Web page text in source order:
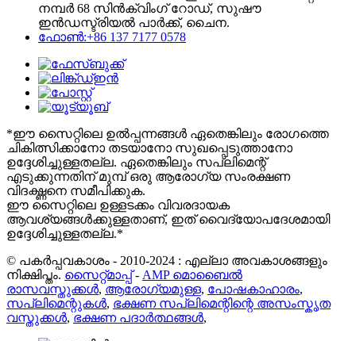
നമ്പർ 68 സിൻക്വിംഗ് റോഡ്, സുഷൗ
ഇൻഡസ്ട്രിയൽ പാർക്ക്, ചൈന.
ഫോൺ:+86 137 7177 0578
*ഈ സൈറ്റിലെ ഉൽപ്പന്നങ്ങൾ ഏതെങ്കിലും രോഗത്തെ
ചികിത്സിക്കാനോ തടയാനോ സുഖപ്പെടുത്താനോ
ഉദ്ദേശിച്ചുള്ളതല്ല. ഏതെങ്കിലും സപ്ലിമെന്റ്
എടുക്കുന്നതിന് മുമ്പ് ഒരു ആരോഗ്യ സംരക്ഷണ
വിദഗ്ദ്ധനെ സമീപിക്കുക.
ഈ സൈറ്റിലെ ഉള്ളടക്കം വിവരദായക
ആവശ്യങ്ങൾക്കുള്ളതാണ്, ഇത് വൈദ്യോപദേശമായി
ഉദ്ദേശിച്ചുള്ളതല്ല.*
© പകർപ്പവകാശം - 2010-2024 : എല്ലാ അവകാശങ്ങളും
നിക്ഷിപ്തം. സൈറ്റ്മാപ്പ്- AMP മൊബൈൽ
രാസവസ്തുക്കൾ, ആരോഗ്യമുള്ള, പോഷകാഹാരം,
സപ്ലിമെന്റുകൾ, ഭക്ഷണ സപ്ലിമെന്റിന്റെ അസംസ്കൃത
വസ്തുക്കൾ, ഭക്ഷണ പദാർത്ഥങ്ങൾ,